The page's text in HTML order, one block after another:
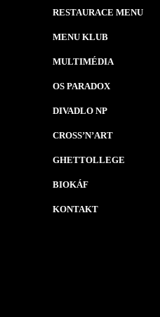
RESTAURACE MENU
MENU KLUB
MULTIMÉDIA
OS PARADOX
DIVADLO NP
CROSS’N’ART
GHETTOLLEGE
BIOKÁF
KONTAKT